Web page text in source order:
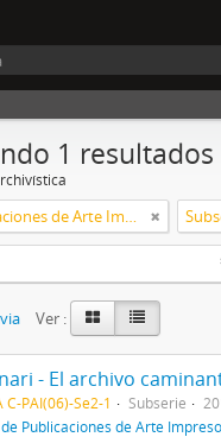
1 resultados
Colección de Publicaciones de Arte Impreso
Ver :
- El archivo
C-PAI(06)-Se2-1 Subserie
Publicaciones de Arte Impreso